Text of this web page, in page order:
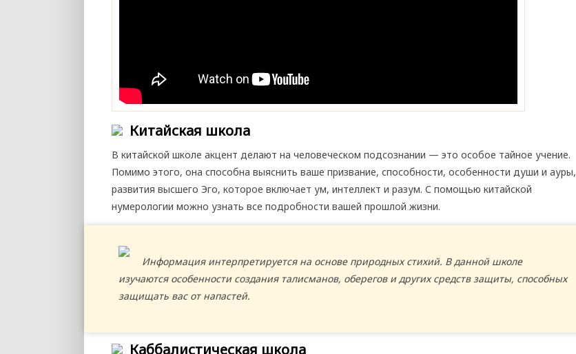
Китайская школа
В китайской школе акцент делают на человеческом подсознании — это особое тайное учение.
Помимо этого, она способна выяснить ваше призвание, способности, особенности души и ауры,
развития высшего Эго, которое включает ум, интеллект и разум. С помощью китайской
нумерологии можно узнать все подробности вашей прошлой жизни.
Информация интерпретируется на основе природных стихий. В данной школе
изучаются особенности создания талисманов, оберегов и других средств защиты, способных
защищать вас от напастей.
Каббалистическая школа